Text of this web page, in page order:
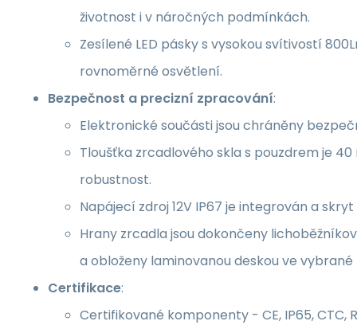
životnost i v náročných podmínkách.
Zesílené LED pásky s vysokou svítivostí
rovnoměrné osvětlení.
Bezpečnost a precizní zpracování:
Elektronické součásti jsou chráněny
Tloušťka zrcadlového skla s pouzdrem je 40
robustnost.
Napájecí zdroj 12V IP67 je integrován a
Hrany zrcadla jsou dokončeny
a obloženy laminovanou deskou ve
Certifikace:
Certifikované komponenty - CE, IP65, CTC,